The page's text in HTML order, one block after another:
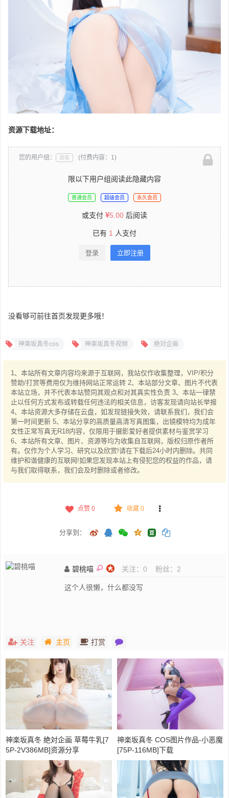
资源下载地址：
您的用户组： 游客 (付费内容：1)
限以下用户组阅读此隐藏内容
普通会员 超级会员 永久会员
或支付 5.00 后阅读
已有 1 人支付
登录 立即注册
没看够可前往首页发现更多哦！
神楽坂真冬cos 神楽坂真冬视频 絶対企画
1、本站所有文章内容均来源于互联网，我站仅作收集整理，VIP/积分
赞助/打赏等费用仅为维持网站正常运转 2、本站部分文章、图片不代表
本站立场，并不代表本站赞同其观点和对其真实性负责 3、本站一律禁
止以任何方式发布或转载任何违法的相关信息，访客发现请向站长举报
4、本站资源大多存储在云盘，如发现链接失效，请联系我们，我们会
第一时间更新 5、本站分享的高质量高清写真图集，出镜模特均为成年
女性正常写真无R18内容，仅限用于摄影爱好者提供素材与鉴赏学习
6、本站所有文章、图片、资源等均为收集自互联网，版权归原作者所
有。仅作为个人学习、研究以及欣赏!请在下载后24小时内删除。共同
维护和谐健康的互联网!如果您发现本站上有侵犯您的权益的作品，请
与我们取得联系，我们会及时删除或者修改。
点赞 0 收藏 0
分享到：
碧桃喵 关注： 0 粉丝： 2
这个人很懒，什么都没写
关注 主页 打赏
神楽坂真冬 絶対企画 草莓牛乳[7
5P-2V386MB]资源分享
神楽坂真冬 COS图片作品-小恶魔
[75P-116MB]下载